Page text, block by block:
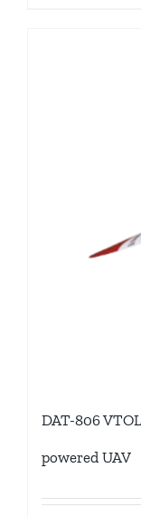
DAT-806
powered UAV